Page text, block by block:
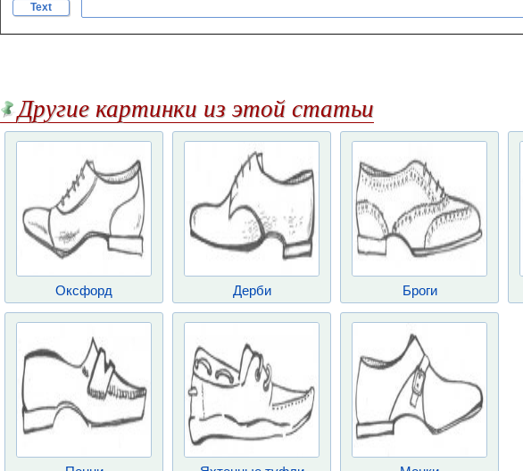
Text
Другие картинки из этой статьи
Оксфорд Дерби Броги